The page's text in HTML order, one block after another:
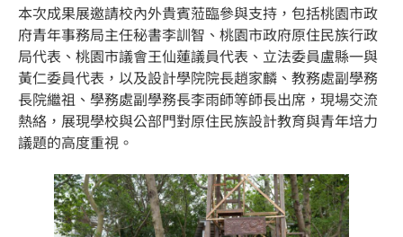
本次成果展邀請校內外貴賓蒞臨參與支持，包括桃園市政
府青年事務局主任秘書李訓智、桃園市政府原住民族行政
局代表、桃園市議會王仙蓮議員代表、立法委員盧縣一與
黃仁委員代表，以及設計學院院長趙家麟、教務處副學務
長院繼祖、學務處副學務長李雨師等師長出席，現場交流
熱絡，展現學校與公部門對原住民族設計教育與青年培力
議題的高度重視。